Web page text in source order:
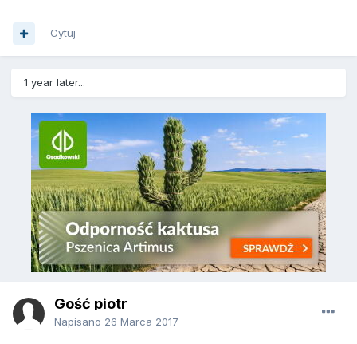
Cytuj
1 year later...
Gość piotr
Napisano 26 Marca 2017